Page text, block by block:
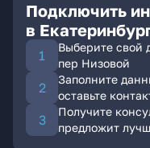
Подключить
в
Выберите свой
пер Низовой
Заполните
оставьте
Получите
предложит